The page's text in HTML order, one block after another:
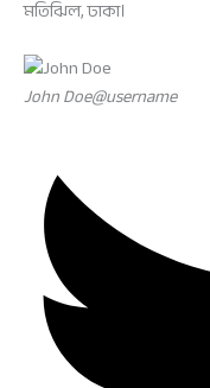
মতিঝিল, ঢাকা।
John Doe@username